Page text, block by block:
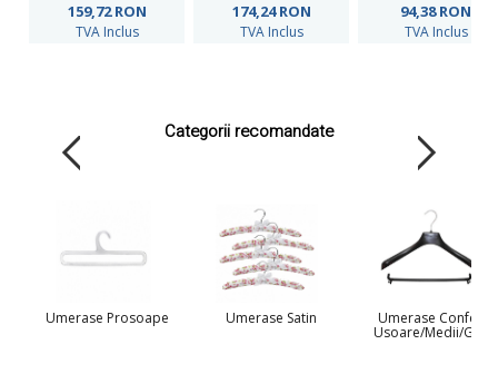
159,72RON
TVA Inclus
174,24RON
TVA Inclus
94,38RON
TVA Inclus
Categorii recomandate
Umerase Prosoape Umerase Satin Umerase Confectii
Usoare/Medii/Grele